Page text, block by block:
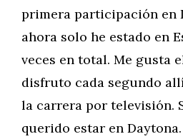
primera participación en
ahora solo he estado en
veces en total. Me gusta
disfruto cada segundo
la carrera por televisión.
querido estar en